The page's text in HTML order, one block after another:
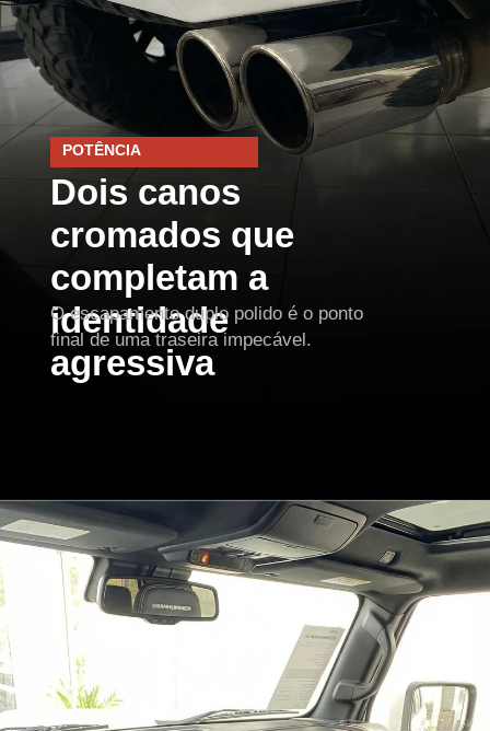
POTÊNCIA
Dois canos
cromados que
completam a
identidade
agressiva
O escapamento duplo polido é o ponto
final de uma traseira impecável.